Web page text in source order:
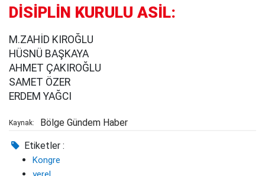
DİSİPLİN KURULU ASİL:
M.ZAHİD KIROĞLU
HÜSNÜ BAŞKAYA
AHMET ÇAKIROĞLU
SAMET ÖZER
ERDEM YAĞCI
Kaynak: Bölge Gündem Haber
Etiketler :
Kongre